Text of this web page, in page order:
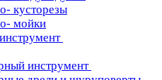
кусторезы
мойки
инструмент